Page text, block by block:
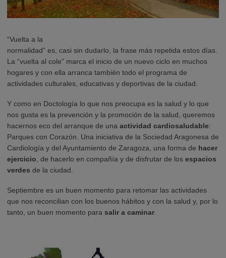
“Vuelta a la
normalidad” es, casi sin dudarlo, la frase más repetida estos días.
La “vuelta al cole” marca el inicio de un nuevo ciclo en muchos
hogares y con ella arranca también todo el programa de
actividades culturales, educativas y deportivas de la ciudad.
Y como en Doctología lo que nos preocupa es la salud y lo que
nos gusta es la prevención y la promoción de la salud, queremos
hacernos eco del arranque de una actividad cardiosaludable:
Parques con Corazón. Una iniciativa de la Sociedad Aragonesa de
Cardiología y del Ayuntamiento de Zaragoza, una forma de hacer
ejercicio , de hacerlo en compañía y de disfrutar de los espacios
verdes de la ciudad.
Septiembre es un buen momento para retomar las actividades
que nos reconcilian con los buenos hábitos y con la salud y, por lo
tanto, un buen momento para salir a caminar